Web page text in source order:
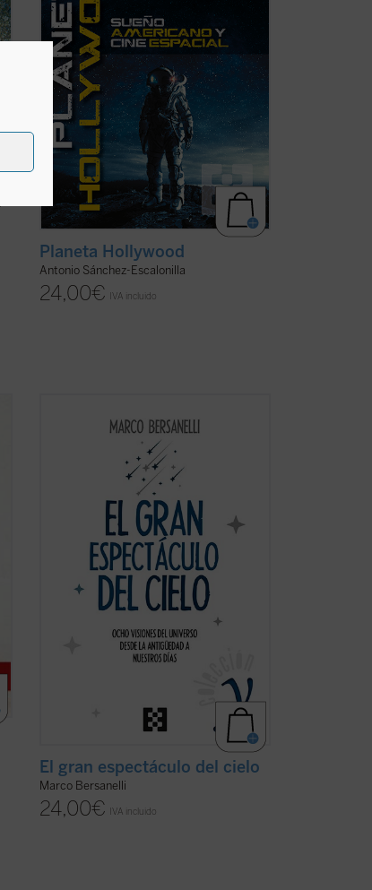
Planeta Hollywood
Antonio Sánchez-Escalonilla
24,00€ IVA incluido
La experiencia de mirar a la bóveda
estrellada provoca en el observador una
impresión profunda en la que se aúna
fascinación y vértigo, curiosidad científica
e inspiración artística, intuición
geométrica y sentido religioso. ¿De qué ...
El gran espectáculo del cielo
Marco Bersanelli
24,00€ IVA incluido